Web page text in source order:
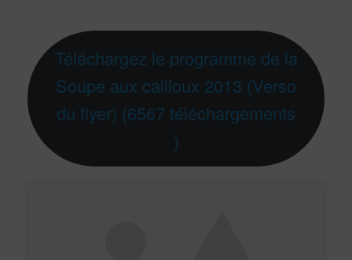
Téléchargez le programme de la
Soupe aux cailloux 2013 (Verso
du flyer) (6567 téléchargements
)